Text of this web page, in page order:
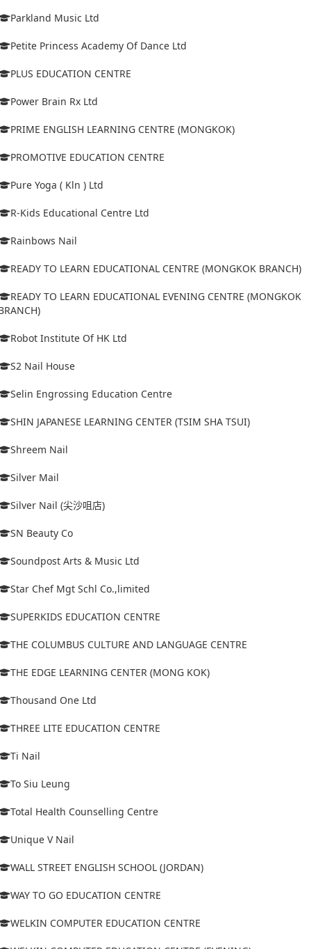
Parkland Music Ltd
Petite Princess Academy Of Dance Ltd
PLUS EDUCATION CENTRE
Power Brain Rx Ltd
PRIME ENGLISH LEARNING CENTRE (MONGKOK)
PROMOTIVE EDUCATION CENTRE
Pure Yoga ( Kln ) Ltd
R-Kids Educational Centre Ltd
Rainbows Nail
READY TO LEARN EDUCATIONAL CENTRE (MONGKOK BRANCH)
READY TO LEARN EDUCATIONAL EVENING CENTRE (MONGKOK
Robot Institute Of HK Ltd
S2 Nail House
Selin Engrossing Education Centre
SHIN JAPANESE LEARNING CENTER (TSIM SHA TSUI)
Shreem Nail
Silver Mail
Silver Nail (尖沙咀店)
SN Beauty Co
Soundpost Arts & Music Ltd
Star Chef Mgt Schl Co.,limited
SUPERKIDS EDUCATION CENTRE
THE COLUMBUS CULTURE AND LANGUAGE CENTRE
THE EDGE LEARNING CENTER (MONG KOK)
Thousand One Ltd
THREE LITE EDUCATION CENTRE
Ti Nail
To Siu Leung
Total Health Counselling Centre
Unique V Nail
WALL STREET ENGLISH SCHOOL (JORDAN)
WAY TO GO EDUCATION CENTRE
WELKIN COMPUTER EDUCATION CENTRE